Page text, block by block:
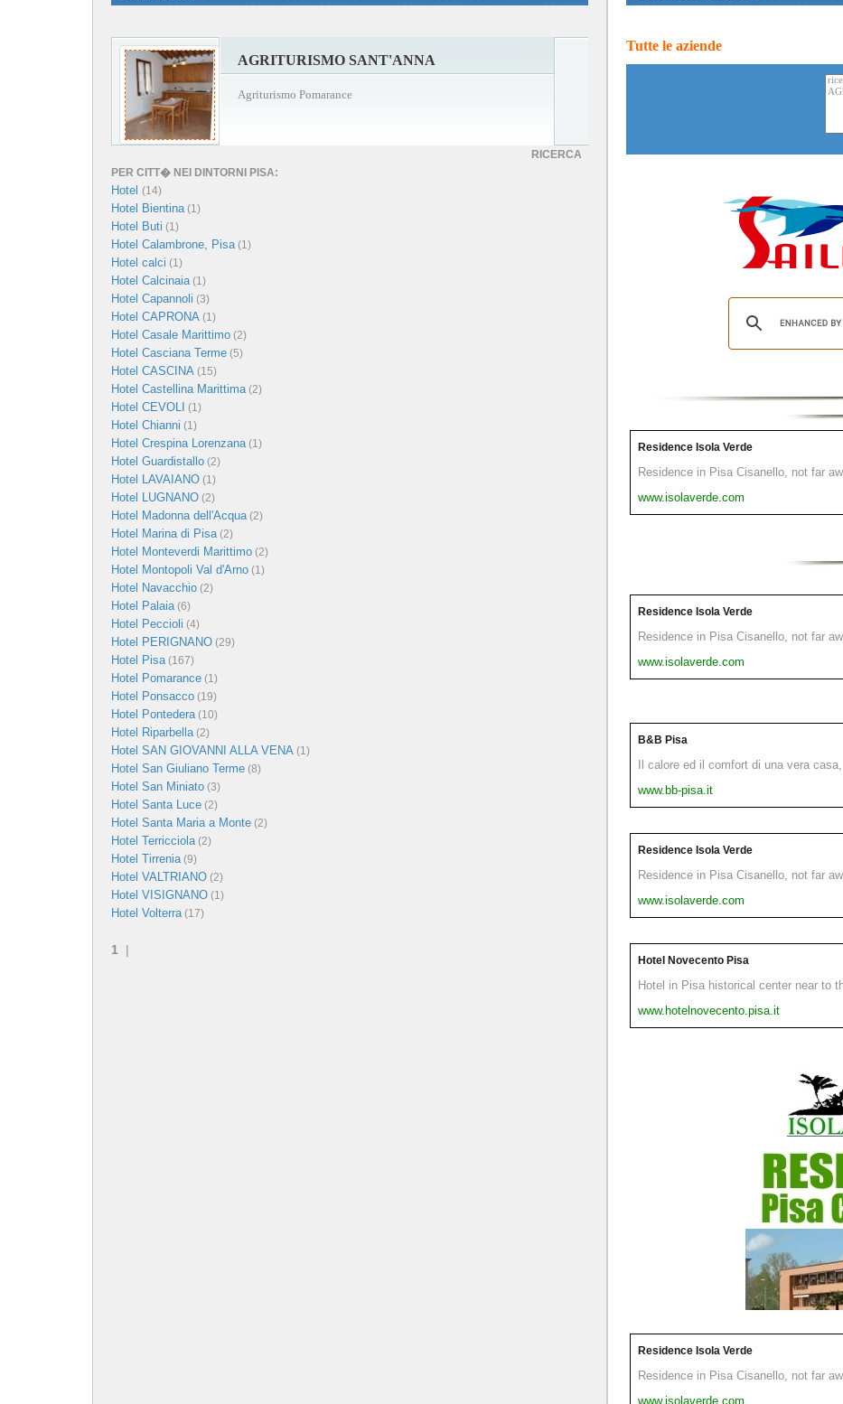
AGRITURISMO SANT'ANNA
Agriturismo Pomarance
RICERCA
PER CITT� NEI DINTORNI PISA:
Hotel (14)
Hotel Bientina(1)
Hotel Buti (1)
Hotel Calambrone, Pisa(1)
Hotel calci (1)
Hotel Calcinaia(1)
Hotel Capannoli (3)
Hotel CAPRONA (1)
Hotel Casale Marittimo (2)
Hotel Casciana Terme (5)
Hotel CASCINA (15)
Hotel Castellina Marittima(2)
Hotel CEVOLI (1)
Hotel Chianni (1)
Hotel Crespina Lorenzana(1)
Hotel Guardistallo (2)
Hotel LAVAIANO (1)
Hotel LUGNANO (2)
Hotel Madonna dell'Acqua(2)
Hotel Marina di Pisa(2)
Hotel Monteverdi Marittimo (2)
Hotel Montopoli Val d'Arno (1)
Hotel Navacchio (2)
Hotel Palaia(6)
Hotel Peccioli (4)
Hotel PERIGNANO (29)
Hotel Pisa(167)
Hotel Pomarance (1)
Hotel Ponsacco (19)
Hotel Pontedera(10)
Hotel Riparbella(2)
Hotel SAN GIOVANNI ALLA VENA (1)
Hotel San Giuliano Terme (8)
Hotel San Miniato (3)
Hotel Santa Luce (2)
Hotel Santa Maria a Monte (2)
Hotel Terricciola(2)
Hotel Tirrenia(9)
Hotel VALTRIANO (2)
Hotel VISIGNANO (1)
Hotel Volterra(17)
1 |
Tutte le aziende
Residence Isola Verde
Residence in Pisa Cisanello, not far
www.isolaverde.com
Residence Isola Verde
Residence in Pisa Cisanello, not far
www.isolaverde.com
B&B Pisa
Il calore ed il comfort di una vera
www.bb-pisa.it
Residence Isola Verde
Residence in Pisa Cisanello, not far
www.isolaverde.com
Hotel Novecento Pisa
Hotel in Pisa historical center near to
www.hotelnovecento.pisa.it
Residence Isola Verde
Residence in Pisa Cisanello, not far
www.isolaverde.com